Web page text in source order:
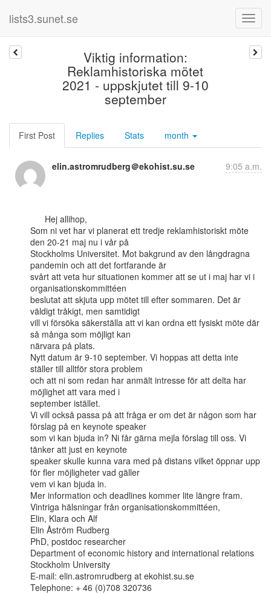
lists3.sunet.se
Viktig information:
Reklamhistoriska mötet
2021 - uppskjutet till 9-10
september
First Post Replies Stats month
elin.astromrudberg＠ekohist.su.se 9:05 a.m.
Som ni vet har vi planerat ett tredje reklamhistoriskt möte
den 20-21 maj nu i vår på
Stockholms Universitet. Mot bakgrund av den långdragna
pandemin och att det fortfarande är
svårt att veta hur situationen kommer att se ut i maj har vi i
organisationskommittéen
beslutat att skjuta upp mötet till efter sommaren. Det är
väldigt tråkigt, men samtidigt
vill vi försöka säkerställa att vi kan ordna ett fysiskt möte där
så många som möjligt kan
närvara på plats.
Nytt datum är 9-10 september. Vi hoppas att detta inte
ställer till alltför stora problem
och att ni som redan har anmält intresse för att delta har
möjlighet att vara med i
september istället.
Vi vill också passa på att fråga er om det är någon som har
förslag på en keynote speaker
som vi kan bjuda in? Ni får gärna mejla förslag till oss. Vi
tänker att just en keynote
speaker skulle kunna vara med på distans vilket öppnar upp
för fler möjligheter vad gäller
vem vi kan bjuda in.
Mer information och deadlines kommer lite längre fram.
Vintriga hälsningar från organisationskommittéen,
Elin, Klara och Alf
Elin Åström Rudberg
PhD, postdoc researcher
Department of economic history and international relations
Stockholm University
E-mail: elin.astromrudberg at ekohist.su.se
Telephone: + 46 (0)708 320736